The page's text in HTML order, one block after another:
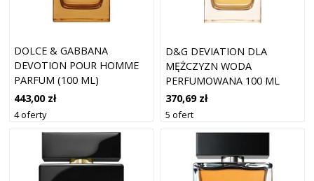
DOLCE & GABBANA
DEVOTION POUR HOMME
PARFUM (100 ML)
443,00 zł
4 oferty
D&G DEVIATION DLA
MĘŻCZYZN WODA
PERFUMOWANA 100 ML
370,69 zł
5 ofert